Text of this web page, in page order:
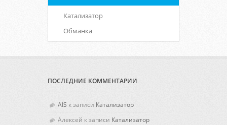
Катализатор
Обманка
ПОСЛЕДНИЕ КОММЕНТАРИИ
AIS к записи Катализатор
Алексей к записи Катализатор